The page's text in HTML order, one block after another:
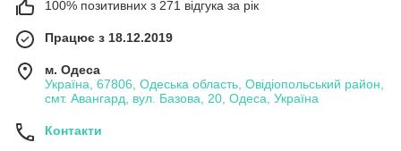
100% позитивних з 271 відгука за рік
Працює з 18.12.2019
м. Одеса
Україна, 67806, Одеська область, Овідіопольський район,
смт. Авангард, вул. Базова, 20, Одеса, Україна
Контакти